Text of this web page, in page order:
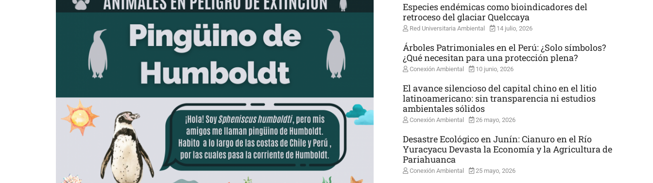
Especies endémicas como bioindicadores del
retroceso del glaciar Quelccaya
Red Universitaria Ambiental 14 julio, 2026
Árboles Patrimoniales en el Perú: ¿Solo símbolos?
¿Qué necesitan para una protección plena?
Conexión Ambiental 10 junio, 2026
El avance silencioso del capital chino en el litio
latinoamericano: sin transparencia ni estudios
ambientales sólidos
Conexión Ambiental 26 mayo, 2026
Desastre Ecológico en Junín: Cianuro en el Río
Yuracyacu Devasta la Economía y la Agricultura de
Pariahuanca
Conexión Ambiental 25 mayo, 2026